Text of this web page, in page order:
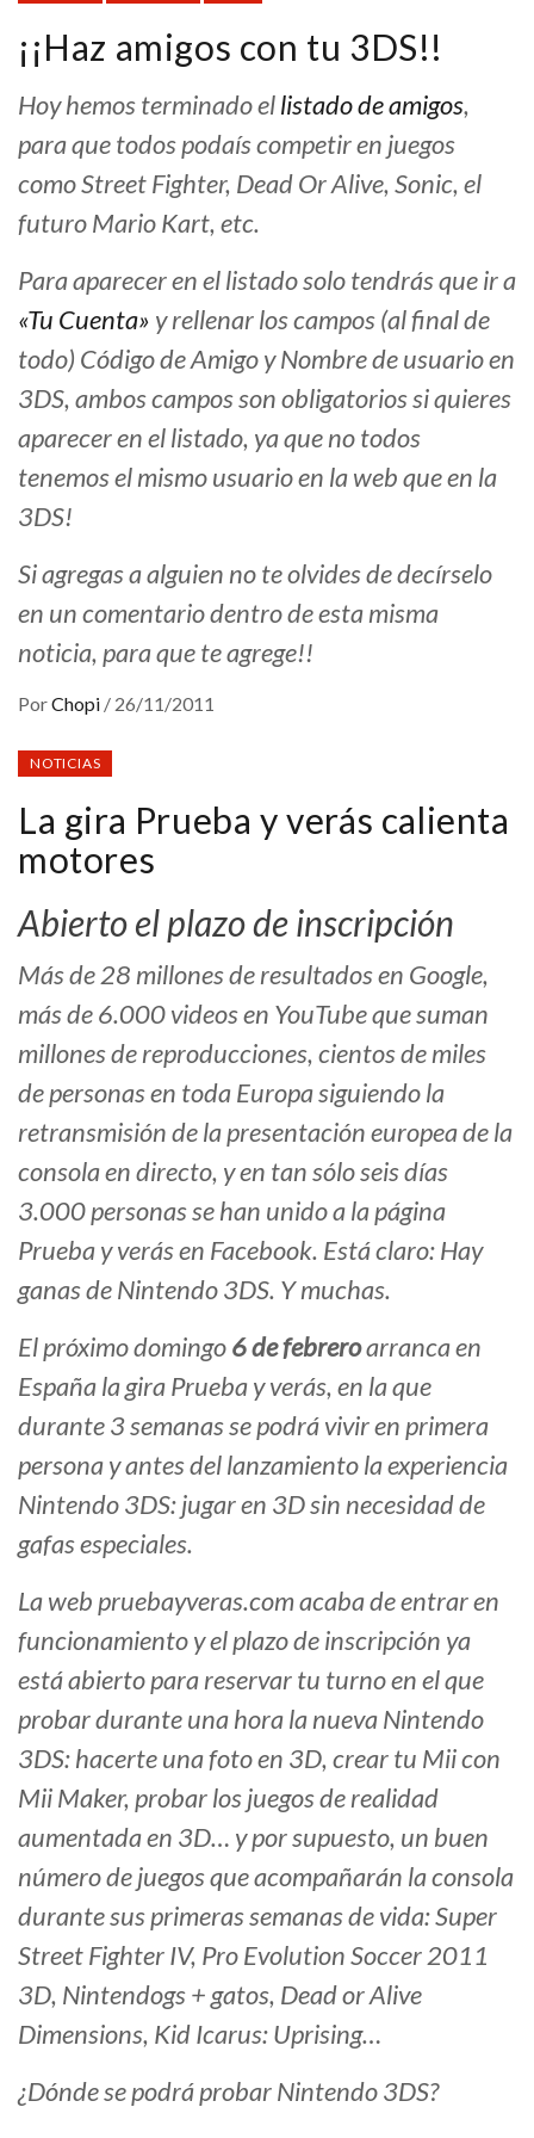
¡¡Haz amigos con tu 3DS!!
Hoy hemos terminado ellistado de amigos,
para que todos podaís competir en juegos
como Street Fighter, Dead Or Alive, Sonic, el
futuro Mario Kart, etc.
Para aparecer en el listado solo tendrás que ir a
«Tu Cuenta» y rellenar los campos (al final de
todo) Código de Amigo y Nombre de usuario en
3DS, ambos campos son obligatorios si quieres
aparecer en el listado, ya que no todos
tenemos el mismo usuario en la web que en la
3DS!
Si agregas a alguien no te olvides de decírselo
en un comentario dentro de esta misma
noticia, para que te agrege!!
PorChopi / 26/11/2011
NOTICIAS
La gira Prueba y verás calienta
motores
Abierto el plazo de inscripción
Más de 28 millones de resultados en Google,
más de 6.000 videos en YouTube que suman
millones de reproducciones, cientos de miles
de personas en toda Europa siguiendo la
retransmisión de la presentación europea de la
consola en directo, y en tan sólo seis días
3.000 personas se han unido a la página
Prueba y verás en Facebook. Está claro: Hay
ganas de Nintendo 3DS. Y muchas.
El próximo domingo6 de febreroarranca en
España la gira Prueba y verás, en la que
durante 3 semanas se podrá vivir en primera
persona y antes del lanzamiento la experiencia
Nintendo 3DS: jugar en 3D sin necesidad de
gafas especiales.
La web pruebayveras.com acaba de entrar en
funcionamiento y el plazo de inscripción ya
está abierto para reservar tu turno en el que
probar durante una hora la nueva Nintendo
3DS: hacerte una foto en 3D, crear tu Mii con
Mii Maker, probar los juegos de realidad
aumentada en 3D… y por supuesto, un buen
número de juegos que acompañarán la consola
durante sus primeras semanas de vida: Super
Street Fighter IV, Pro Evolution Soccer 2011
3D, Nintendogs + gatos, Dead or Alive
Dimensions, Kid Icarus: Uprising…
¿Dónde se podrá probar Nintendo 3DS?